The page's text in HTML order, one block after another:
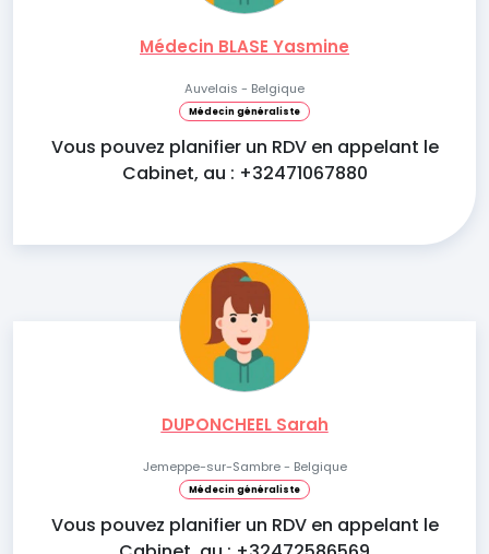
Médecin BLASE Yasmine
Auvelais - Belgique
Médecin généraliste
Vous pouvez planifier un RDV en appelant le
Cabinet, au : +32471067880
DUPONCHEEL Sarah
Jemeppe-sur-Sambre - Belgique
Médecin généraliste
Vous pouvez planifier un RDV en appelant le